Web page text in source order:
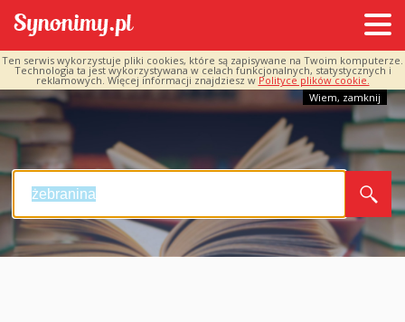
Ten serwis wykorzystuje pliki cookies, które są zapisywane na Twoim komputerze.
Technologia ta jest wykorzystywana w celach funkcjonalnych, statystycznych i
reklamowych. Więcej informacji znajdziesz w Polityce plików cookie.
Wiem, zamknij